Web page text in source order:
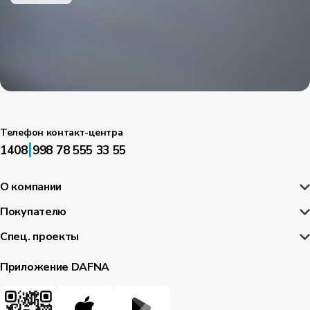
Телефон контакт-центра
1408|998 78 555 33 55
О компании
Покупателю
Спец. проекты
Приложение DAFNA